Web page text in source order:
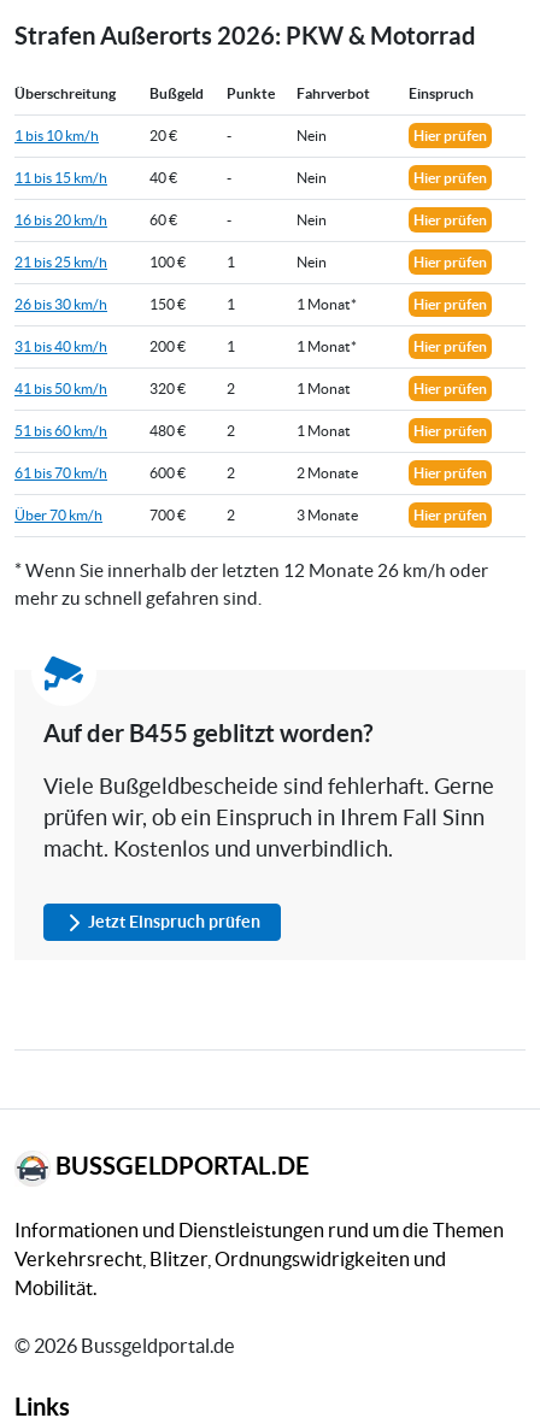
Strafen Außerorts 2026: PKW & Motorrad
Überschreitung Bußgeld Punkte Fahrverbot Einspruch
1 bis 10 km/h 20 € - Nein Hier prüfen
11 bis 15 km/h 40 € - Nein Hier prüfen
16 bis 20 km/h 60 € - Nein Hier prüfen
21 bis 25 km/h 100 € 1 Nein Hier prüfen
26 bis 30 km/h 150 € 1 1 Monat* Hier prüfen
31 bis 40 km/h 200 € 1 1 Monat* Hier prüfen
41 bis 50 km/h 320 € 2 1 Monat Hier prüfen
51 bis 60 km/h 480 € 2 1 Monat Hier prüfen
61 bis 70 km/h 600 € 2 2 Monate Hier prüfen
Über 70 km/h 700 € 2 3 Monate Hier prüfen
* Wenn Sie innerhalb der letzten 12 Monate 26 km/h oder
mehr zu schnell gefahren sind.
Auf der B455 geblitzt worden?
Viele Bußgeldbescheide sind fehlerhaft. Gerne
prüfen wir, ob ein Einspruch in Ihrem Fall Sinn
macht. Kostenlos und unverbindlich.
Jetzt Einspruch prüfen
BUSSGELDPORTAL.DE
Informationen und Dienstleistungen rund um die Themen
Verkehrsrecht, Blitzer, Ordnungswidrigkeiten und
Mobilität.
© 2026 Bussgeldportal.de
Links